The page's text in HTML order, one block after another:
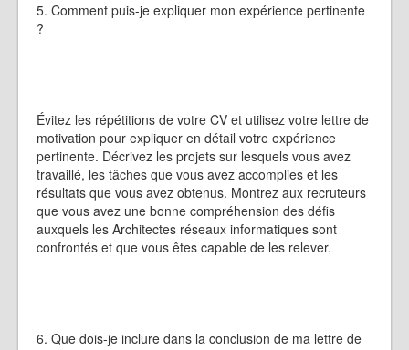
5. Comment puis-je expliquer mon expérience pertinente
?
Évitez les répétitions de votre CV et utilisez votre lettre de
motivation pour expliquer en détail votre expérience
pertinente. Décrivez les projets sur lesquels vous avez
travaillé, les tâches que vous avez accomplies et les
résultats que vous avez obtenus. Montrez aux recruteurs
que vous avez une bonne compréhension des défis
auxquels les Architectes réseaux informatiques sont
confrontés et que vous êtes capable de les relever.
6. Que dois-je inclure dans la conclusion de ma lettre de